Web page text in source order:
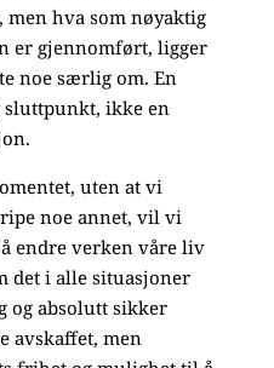
hva som nøyaktig
er gjennomført, ligger
noe særlig om. En
ikke en
uten at vi
noe annet, vil vi
endre verken våre liv
det i alle situasjoner
og absolutt sikker
avskaffet, men